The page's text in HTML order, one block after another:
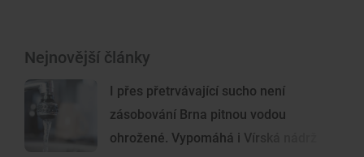
Nejnovější články
I přes přetrvávající sucho není
zásobování Brna pitnou vodou
ohrožené. Vypomáhá i Vírská nádrž